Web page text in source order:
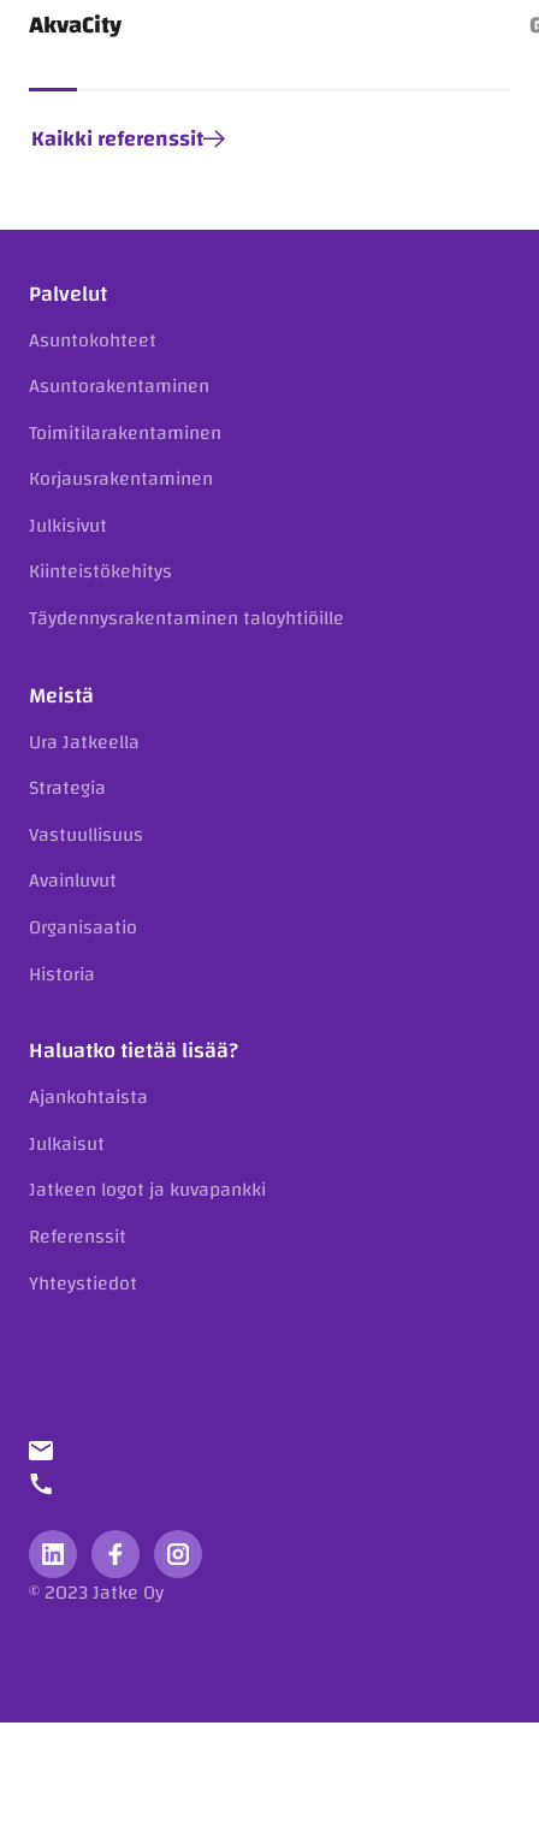
AkvaCity
Kaikki referenssit
Palvelut
Asuntokohteet
Asuntorakentaminen
Toimitilarakentaminen
Korjausrakentaminen
Julkisivut
Kiinteistökehitys
Täydennysrakentaminen taloyhtiöille
Meistä
Ura Jatkeella
Strategia
Vastuullisuus
Avainluvut
Organisaatio
Historia
Haluatko tietää lisää?
Ajankohtaista
Julkaisut
Jatkeen logot ja kuvapankki
Referenssit
Yhteystiedot
© 2023 Jatke Oy